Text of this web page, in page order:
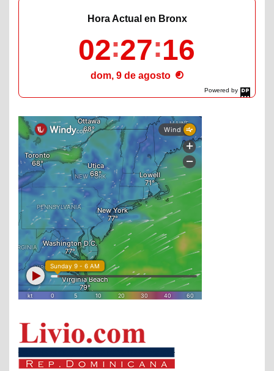
Powered by
DaysPedia.com
Hora Actual en Bronx
02 27 17
dom, 9 de agosto